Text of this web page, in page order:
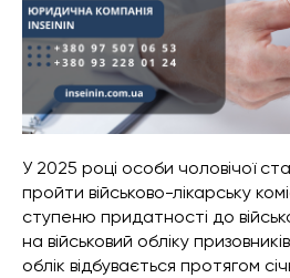
У 2025 році особи чоловічої
пройти військово-лікарську
ступеню придатності до
на військовий обліку
облік відбувається протягом